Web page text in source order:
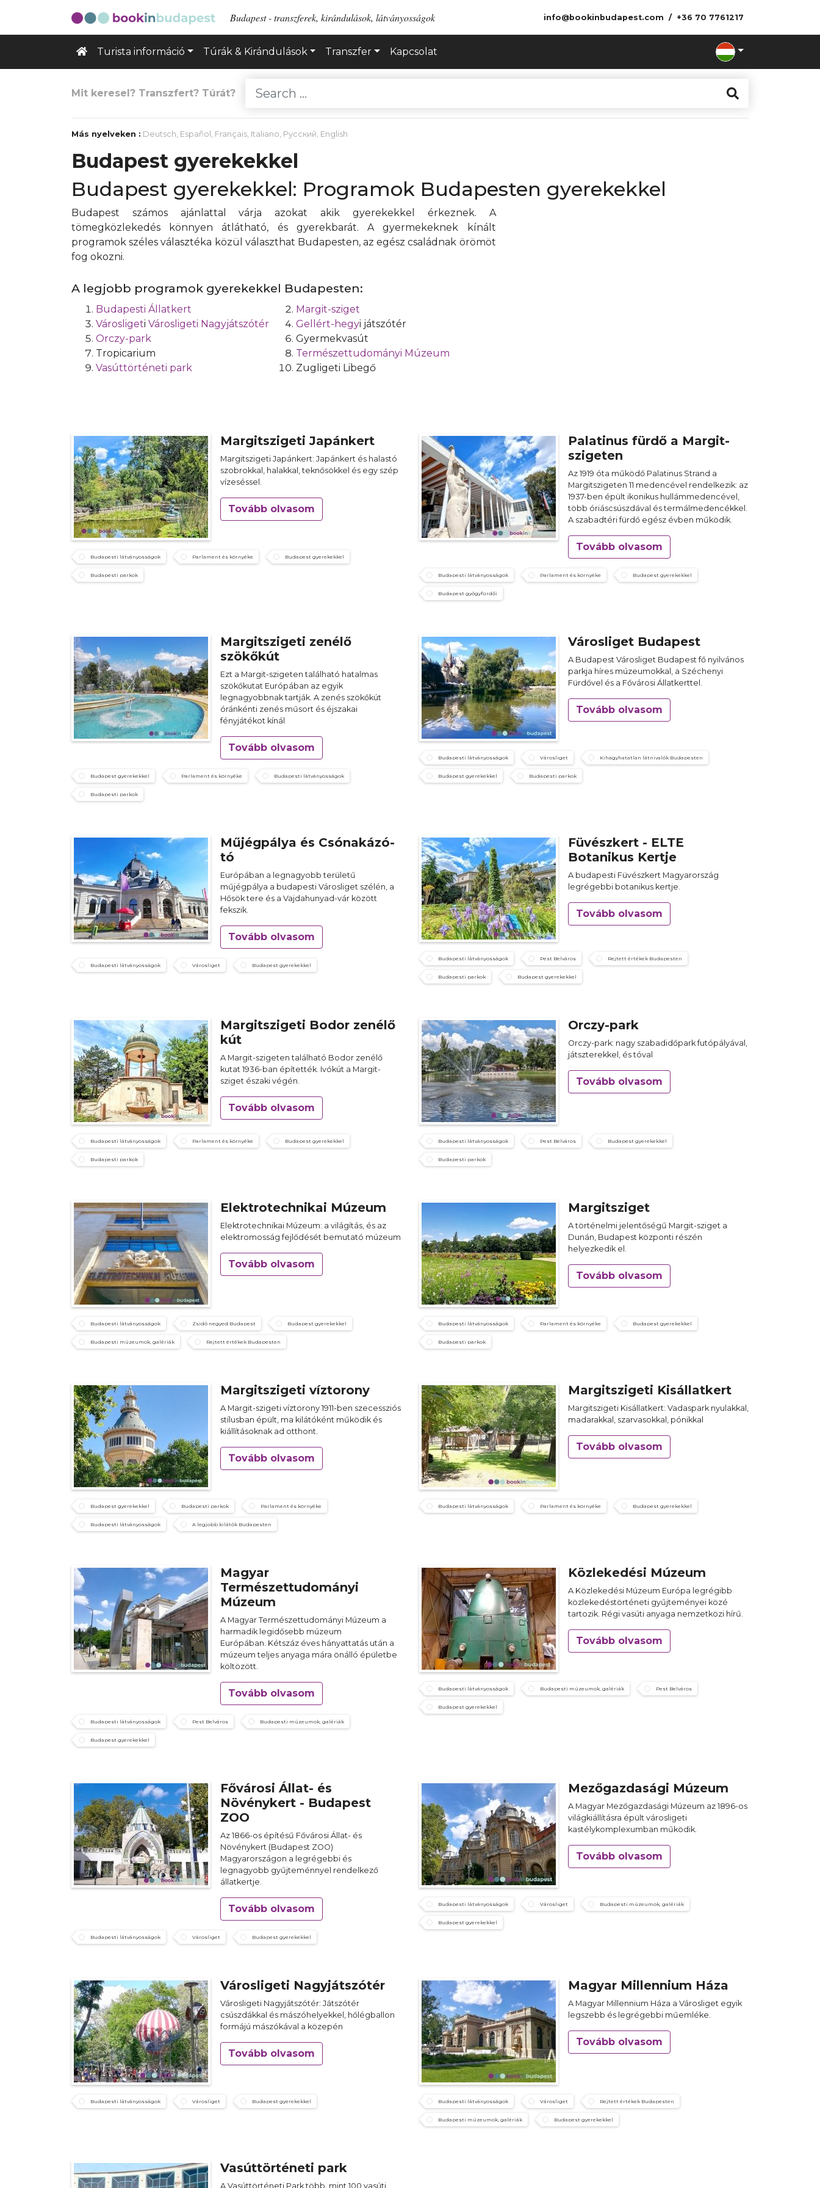
Budapest - transzferek, kirándulások, látványosságok info@bookinbudapest.com +36 70 7761217
Turista információ Túrák & Kirándulások Transzfer Kapcsolat
Mit keresel? Transzfert? Túrát?
Más nyelveken : Deutsch, Español , Français, Italiano, Русский, English
Budapest gyerekekkel
Budapest gyerekekkel: Programok Budapesten gyerekekkel
Budapest számos ajánlattal várja azokat akik gyerekekkel érkeznek. A
tömegközlekedés könnyen átlátható, és gyerekbarát. A gyermekeknek kínált
programok széles választéka közül választhat Budapesten, az egész családnak örömöt
fog okozni.
A legjobb programok gyerekekkel Budapesten:
Budapesti Állatkert
Margit-sziget
Városligeti Városligeti Nagyjátszótér Gellért-hegyi játszótér
Orczy-park
Gyermekvasút
Tropicarium
Természettudományi Múzeum
Vasúttörténeti park
Zugligeti Libegő
Margitszigeti Japánkert
Margitszigeti Japánkert: Japánkert és halastó
szobrokkal, halakkal, teknősökkel és egy szép
vízeséssel.
Tovább olvasom
Budapesti látványosságok Parlament és környéke Budapest gyerekekkel
Budapesti parkok
Palatinus fürdő a Margit-
szigeten
Az 1919 óta működő Palatinus Strand a
Margitszigeten 11 medencével rendelkezik: az
1937-ben épült ikonikus hullámmedencével,
több óriáscsúszdával és termálmedencékkel.
A szabadtéri fürdő egész évben működik.
Tovább olvasom
Budapesti látványosságok Parlament és környéke Budapest gyerekekkel
Budapest gyógyfürdői
Margitszigeti zenélő
szökőkút
Ezt a Margit-szigeten található hatalmas
szökőkutat Európában az egyik
legnagyobbnak tartják. A zenés szökőkút
óránkénti zenés műsort és éjszakai
fényjátékot kínál
Tovább olvasom
Budapest gyerekekkel Parlament és környéke Budapesti látványosságok
Budapesti parkok
Városliget Budapest
A Budapest Városliget Budapest fő nyilvános
parkja híres múzeumokkal, a Széchenyi
Fürdővel és a Fővárosi Állatkerttel.
Tovább olvasom
Budapesti látványosságok Városliget Kihagyhatatlan látnivalók Budapesten
Budapest gyerekekkel Budapesti parkok
Műjégpálya és Csónakázó-
tó
Európában a legnagyobb területű
műjégpálya a budapesti Városliget szélén, a
Hősök tere és a Vajdahunyad-vár között
fekszik.
Tovább olvasom
Budapesti látványosságok Városliget Budapest gyerekekkel
Füvészkert - ELTE
Botanikus Kertje
A budapesti Füvészkert Magyarország
legrégebbi botanikus kertje.
Tovább olvasom
Budapesti látványosságok Pest Belváros Rejtett értékek Budapesten
Budapesti parkok Budapest gyerekekkel
Margitszigeti Bodor zenélő
kút
A Margit-szigeten található Bodor zenélő
kutat 1936-ban építették. Ivókút a Margit-
sziget északi végén.
Tovább olvasom
Budapesti látványosságok Parlament és környéke Budapest gyerekekkel
Budapesti parkok
Orczy-park
Orczy-park: nagy szabadidőpark futópályával,
játszterekkel, és tóval
Tovább olvasom
Budapesti látványosságok Pest Belváros Budapest gyerekekkel
Budapesti parkok
Elektrotechnikai Múzeum
Elektrotechnikai Múzeum: a világítás, és az
elektromosság fejlődését bemutató múzeum
Tovább olvasom
Budapesti látványosságok Zsidó negyed Budapest Budapest gyerekekkel
Budapesti múzeumok, galériák Rejtett értékek Budapesten
Margitsziget
A történelmi jelentőségű Margit-sziget a
Dunán, Budapest központi részén
helyezkedik el.
Tovább olvasom
Budapesti látványosságok Parlament és környéke Budapest gyerekekkel
Budapesti parkok
Margitszigeti víztorony
A Margit-szigeti víztorony 1911-ben szecessziós
stílusban épült, ma kilátóként működik és
kiállításoknak ad otthont.
Tovább olvasom
Budapest gyerekekkel Budapesti parkok Parlament és környéke
Budapesti látványosságok A legjobb kilátók Budapesten
Margitszigeti Kisállatkert
Margitszigeti Kisállatkert: Vadaspark nyulakkal,
madarakkal, szarvasokkal, pónikkal
Tovább olvasom
Budapesti látványosságok Parlament és környéke Budapest gyerekekkel
Magyar
Természettudományi
Múzeum
A Magyar Természettudományi Múzeum a
harmadik legidősebb múzeum
Európában. Kétszáz éves hányattatás után a
múzeum teljes anyaga mára önálló épületbe
költözött.
Tovább olvasom
Budapesti látványosságok Pest Belváros Budapesti múzeumok, galériák
Budapest gyerekekkel
Közlekedési Múzeum
A Közlekedési Múzeum Európa legrégibb
közlekedéstörténeti gyűjteményei közé
tartozik. Régi vasúti anyaga nemzetközi hírű.
Tovább olvasom
Budapesti látványosságok Budapesti múzeumok, galériák Pest Belváros
Budapest gyerekekkel
Fővárosi Állat- és
Növénykert - Budapest
ZOO
Az 1866-os építésű Fővárosi Állat- és
Növénykert (Budapest ZOO)
Magyarországon a legrégebbi és
legnagyobb gyűjteménnyel rendelkező
állatkertje.
Tovább olvasom
Budapesti látványosságok Városliget Budapest gyerekekkel
Mezőgazdasági Múzeum
A Magyar Mezőgazdasági Múzeum az 1896-os
világkiállításra épült városligeti
kastélykomplexumban működik.
Tovább olvasom
Budapesti látványosságok Városliget Budapesti múzeumok, galériák
Budapest gyerekekkel
Városligeti Nagyjátszótér
Városligeti Nagyjátszótér: Játszótér
csúszdákkal és mászóhelyekkel, hőlégballon
formájú mászókával a közepén
Tovább olvasom
Budapesti látványosságok Városliget Budapest gyerekekkel
Magyar Millennium Háza
A Magyar Millennium Háza a Városliget egyik
legszebb és legrégebbi műemléke.
Tovább olvasom
Budapesti látványosságok Városliget Rejtett értékek Budapesten
Budapesti múzeumok, galériák Budapest gyerekekkel
Vasúttörténeti park
A Vasúttörténeti Park több, mint 100 vasúti